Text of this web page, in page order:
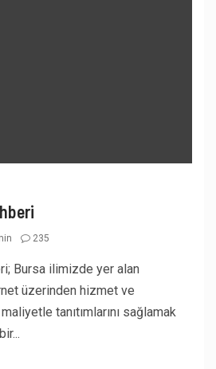
235
Bursa ilimizde yer alan
üzerinden hizmet ve
tanıtımlarını sağlamak